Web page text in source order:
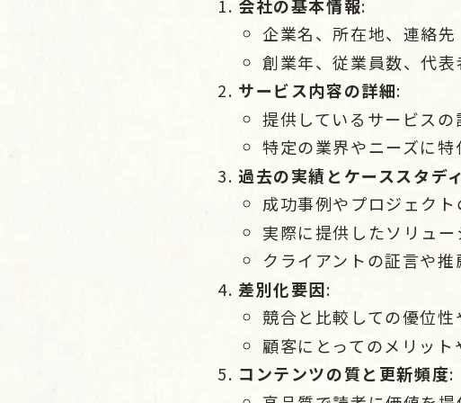
会社の基本情報:
企業名、所在地、連絡先
創業年、従業員数、代表
サービス内容の詳細:
提供しているサービスの
特定の業界やニーズに
過去の実績とケーススタディ
成功事例やプロジェクト
実際に提供したソリュ
クライアントの証言や推
差別化要因:
競合と比較しての優位性
顧客にとってのメリット
コンテンツの質と更新頻度: